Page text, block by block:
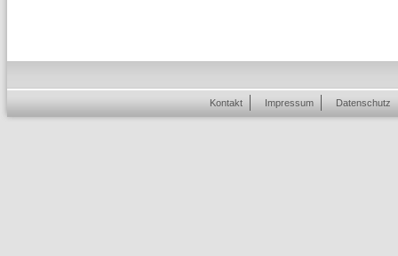
Kontakt Impressum Datenschutz